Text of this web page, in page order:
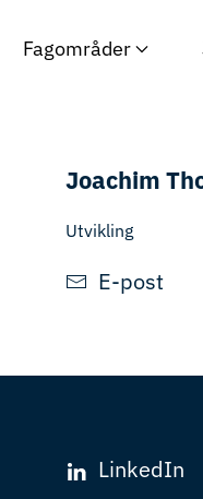
Fagområder
Joachim
Utvikling
E-post
LinkedIn